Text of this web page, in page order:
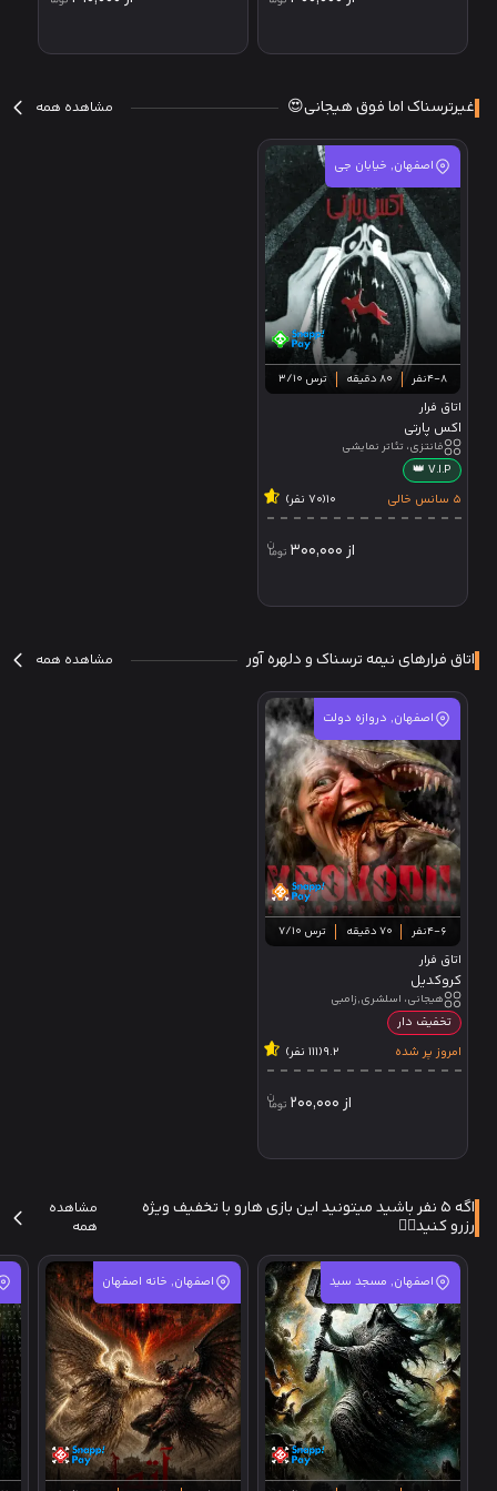
غیرترسناک اما فوق هیجانی😍 مشاهده همه
اصفهان, خیابان جی
4-8نفر 80 دقیقه ترس 3/10
اتاق فرار
اکس پارتی
فانتزی، تئاتر نمایشی
V.I.P 👑
5 سانس خالی
10(70 نفر)
از300,000
اتاق فرارهای نیمه ترسناک و دلهره آور مشاهده همه
اصفهان, دروازه دولت
4-6نفر 70 دقیقه ترس 7/10
اتاق فرار
کروکدیل
هیجانی، اسلشری,زامبی
تخفیف دار
امروز پر شده
9.2(111 نفر)
از200,000
اگه 5 نفر باشید میتونید این بازی هارو با تخفیف ویژه
رزرو کنید✌🏻
مشاهده
همه
اصفهان, مسجد سید اصفهان, خانه اصفهان